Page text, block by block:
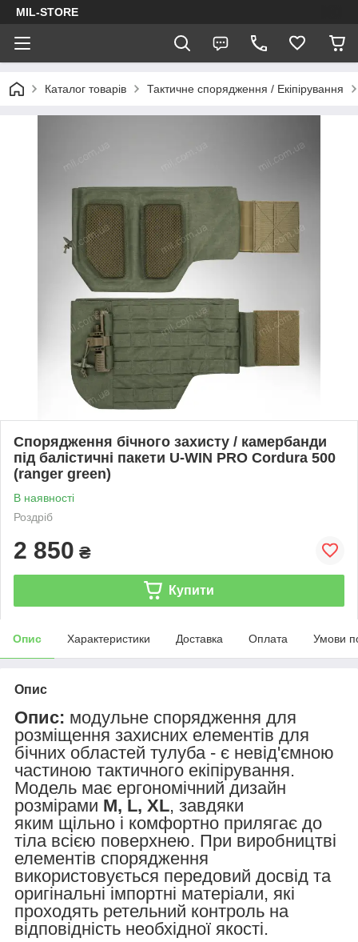
MIL-STORE
Каталог товарів Тактичне спорядження / Екіпірування
Спорядження бічного захисту / камербанди
під балістичні пакети U-WIN PRO Cordura 500
(ranger green)
В наявності
Роздріб
2 850 ₴
Купити
Опис Характеристики Доставка Оплата Умови
Опис
Опис: модульне спорядження для
розміщення захисних елементів для
бічних областей тулуба - є невід'ємною
частиною тактичного екіпірування.
Модель має ергономічний дизайн
розмірами M, L, XL, завдяки
яким щільно і комфортно прилягає до
тіла всією поверхнею. При виробництві
елементів спорядження
використовується передовий досвід та
оригінальні імпортні матеріали, які
проходять ретельний контроль на
відповідність необхідної якості.